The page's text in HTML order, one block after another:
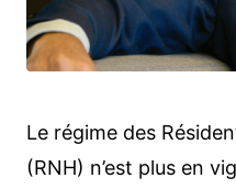
Le régime des
(RNH) n’est plus en